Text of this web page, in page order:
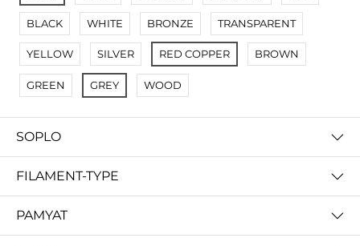
Not Found Filters1
Not Found Filters2
BLACK WHITE BRONZE TRANSPARENT
YELLOW SILVER RED COPPER BROWN
GREEN GREY WOOD
SOPLO
FILAMENT-TYPE
PAMYAT